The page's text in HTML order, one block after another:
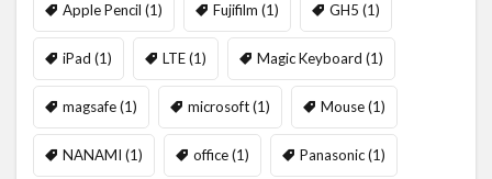
Apple Pencil (1) Fujifilm (1) GH5 (1)
iPad (1) LTE(1) Magic Keyboard (1)
magsafe(1) microsoft(1) Mouse(1)
NANAMI (1) office(1) Panasonic(1)